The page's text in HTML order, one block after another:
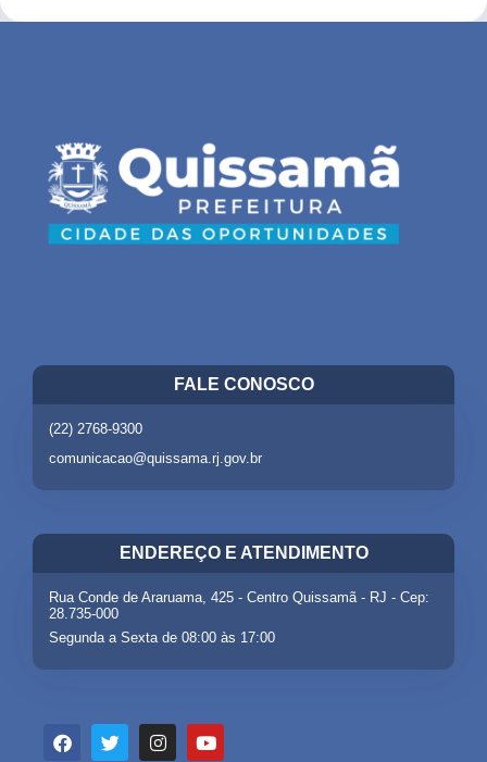
FALE CONOSCO
(22) 2768-9300
comunicacao@quissama.rj.gov.br
ENDEREÇO E ATENDIMENTO
Rua Conde de Araruama, 425 - Centro Quissamã - RJ - Cep:
28.735-000
Segunda a Sexta de 08:00 às 17:00